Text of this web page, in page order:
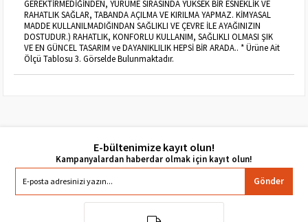
GEREKTİRMEDİĞİNDEN, YÜRÜME SIRASINDA YÜKSEK BİR ESNEKLİK VE
RAHATLIK SAĞLAR, TABANDA AÇILMA VE KIRILMA YAPMAZ. KİMYASAL
MADDE KULLANILMADIĞINDAN SAĞLIKLI VE ÇEVRE İLE AYAĞINIZIN
DOSTUDUR.) RAHATLIK, KONFORLU KULLANIM, SAĞLIKLI OLMASI ŞIK
VE EN GÜNCEL TASARIM ve DAYANIKLILIK HEPSİ BİR ARADA.. * Ürüne Ait
Ölçü Tablosu 3. Görselde Bulunmaktadır.
E-bültenimize kayıt olun!
Gönder